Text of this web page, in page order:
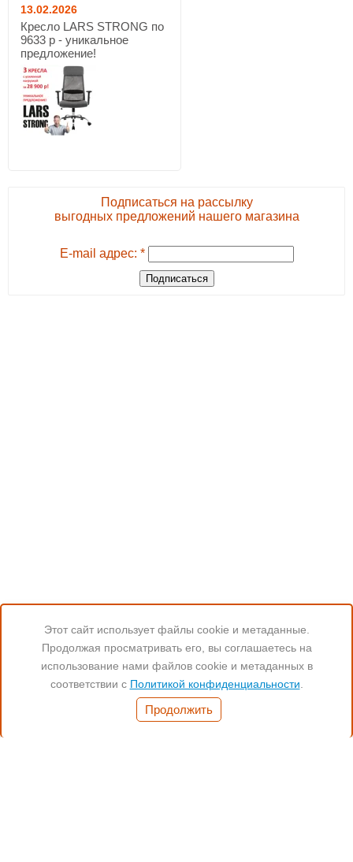
13.02.2026
Кресло LARS STRONG по
9633 р - уникальное
предложение!
Подписаться на рассылку
выгодных предложений нашего магазина
E-mail адрес: *
Читайте нас:
Понед.- Пятн. 11:00-19:00
Этот сайт использует файлы cookie и метаданные.
Продолжая просматривать его, вы соглашаетесь на
использование нами файлов cookie и метаданных в
соответствии с Политикой конфиденциальности
Продолжить